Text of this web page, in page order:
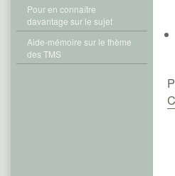
Pour en connaître
davantage sur le sujet
Aide-mémoire sur le thème
des TMS